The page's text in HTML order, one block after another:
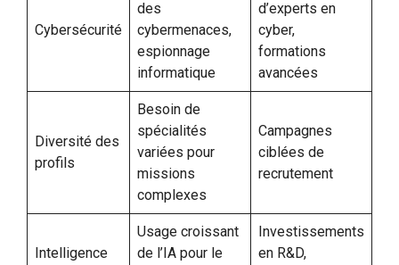
Cybersécurité
des
cybermenaces,
espionnage
informatique
d’experts en
cyber,
formations
avancées
Diversité des
profils
Besoin de
spécialités
variées pour
missions
complexes
Campagnes
ciblées de
recrutement
Intelligence
Usage croissant
de l’IA pour le
Investissements
en R&D,